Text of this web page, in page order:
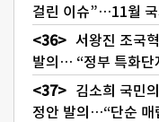
걸린 이슈”…11월
서왕진 조국
발의… “정부 특화단
김소희 국민
정안 발의…“단순 매